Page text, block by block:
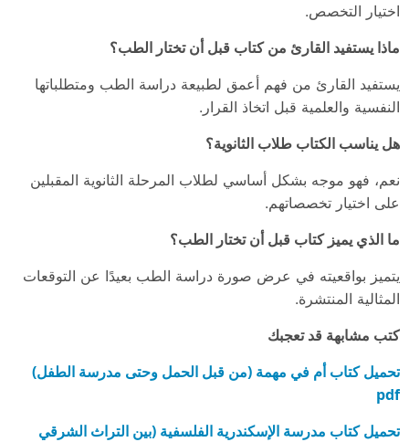
اختيار التخصص.
ماذا يستفيد القارئ من كتاب قبل أن تختار الطب؟
يستفيد القارئ من فهم أعمق لطبيعة دراسة الطب ومتطلباتها
النفسية والعلمية قبل اتخاذ القرار.
هل يناسب الكتاب طلاب الثانوية؟
نعم، فهو موجه بشكل أساسي لطلاب المرحلة الثانوية المقبلين
على اختيار تخصصاتهم.
ما الذي يميز كتاب قبل أن تختار الطب؟
يتميز بواقعيته في عرض صورة دراسة الطب بعيدًا عن التوقعات
المثالية المنتشرة.
كتب مشابهة قد تعجبك
تحميل كتاب أم في مهمة (من قبل الحمل وحتى مدرسة الطفل)
pdf
تحميل كتاب مدرسة الإسكندرية الفلسفية (بين التراث الشرقي